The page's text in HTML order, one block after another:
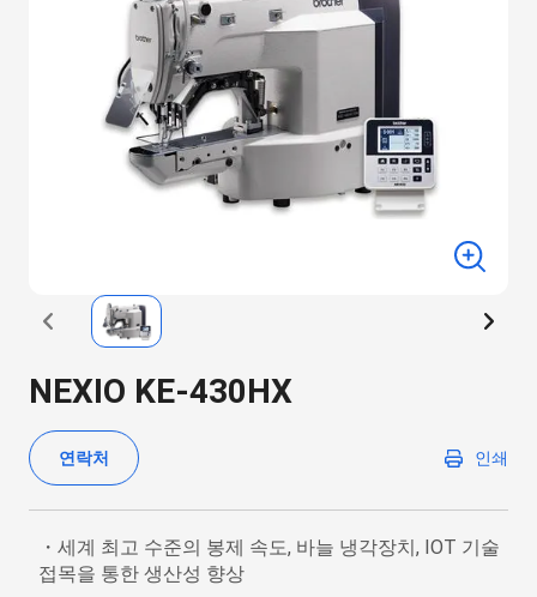
NEXIO KE-430HX
연락처 인쇄
・세계 최고 수준의 봉제 속도, 바늘 냉각장치, IOT 기술
접목을 통한 생산성 향상